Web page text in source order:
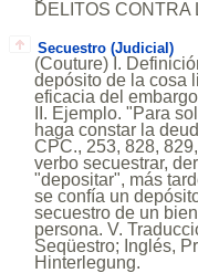
DELITOS CONTRA
Secuestro (Judicial)
(Couture) I.
depósito de la cosa
eficacia del
II. Ejemplo. "Para
haga constar la
CPC., 253, 828,
verbo secuestrar,
"depositar", más
se confía un
secuestro de un
persona. V.
Seqüestro; Inglés,
Hinterlegung.